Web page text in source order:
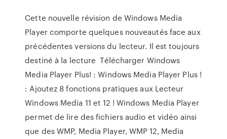
Cette nouvelle révision de Windows Media
Player comporte quelques nouveautés face aux
précédentes versions du lecteur. Il est toujours
destiné à la lecture Télécharger Windows
Media Player Plus! : Windows Media Player Plus !
: Ajoutez 8 fonctions pratiques aux Lecteur
Windows Media 11 et 12 ! Windows Media Player
permet de lire des fichiers audio et vidéo ainsi
que des WMP, Media Player, WMP 12, Media